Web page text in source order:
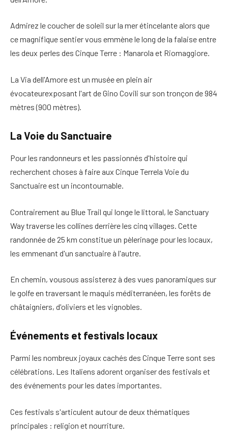
Admirez le coucher de soleil sur la mer étincelante alors que
ce magnifique sentier vous emmène le long de la falaise entre
les deux perles des Cinque Terre : Manarola et Riomaggiore.
La Via dell'Amore est un musée en plein air
évocateurexposant l'art de Gino Covili sur son tronçon de 984
mètres (900 mètres).
La Voie du Sanctuaire
Pour les randonneurs et les passionnés d'histoire qui
recherchent choses à faire aux Cinque Terrela Voie du
Sanctuaire est un incontournable.
Contrairement au Blue Trail qui longe le littoral, le Sanctuary
Waytraverse les collines derrière les cinq villages . Cette
randonnée de 25 km constitue un pèlerinage pour les locaux,
les emmenant d'un sanctuaire à l'autre.
En chemin, vousous assisterez à des vues panoramiques sur
le golfeen traversant le maquis méditerranéen, les forêts de
châtaigniers, d'oliviers et les vignobles.
Événements et festivals locaux
Parmi les nombreux joyaux cachés des Cinque Terre sont ses
célébrations. Les Italiens adorent organiser des festivals et
des événements pour les dates importantes.
Ces festivals s'articulent autour de deux thématiques
principales : religion et nourriture